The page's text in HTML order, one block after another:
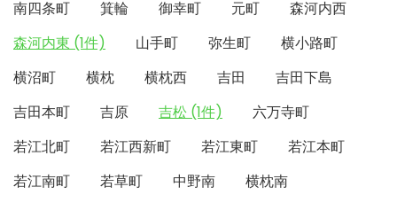
南四条町
箕輪 御幸町 元町
森河内西
森河内東 (1件)
山手町 弥生町
横小路町
横沼町
横枕 横枕西 吉田
吉田下島
吉田本町
吉原 吉松 (1件)
六万寺町
若江北町
若江西新町 若江東町
若江本町
若江南町
若草町 中野南 横枕南